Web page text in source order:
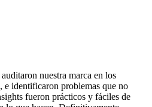
nuestra marca en los
e identificaron problemas que no
fueron prácticos y fáciles de